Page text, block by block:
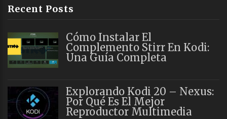
Recent Posts
Cómo Instalar El
Complemento Stirr En Kodi:
Una Guía Completa
Explorando Kodi 20 – Nexus:
Por Qué Es El Mejor
Reproductor Multimedia